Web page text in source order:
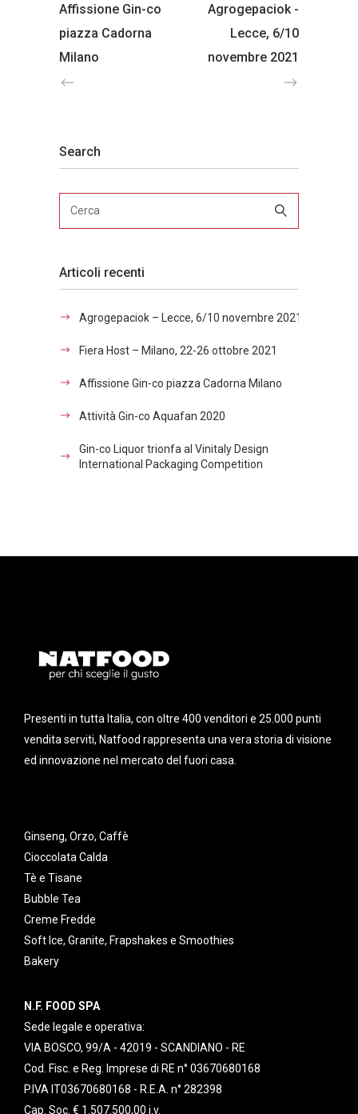
Affissione Gin-co
piazza Cadorna
Milano
Agrogepaciok -
Lecce, 6/10
novembre 2021
Search
Articoli recenti
Agrogepaciok – Lecce, 6/10 novembre 2021
Fiera Host – Milano, 22-26 ottobre 2021
Affissione Gin-co piazza Cadorna Milano
Attività Gin-co Aquafan 2020
Gin-co Liquor trionfa al Vinitaly Design
International Packaging Competition
Presenti in tutta Italia, con oltre 400 venditori e 25.000 punti
vendita serviti, Natfood rappresenta una vera storia di visione
ed innovazione nel mercato del fuori casa.
Ginseng, Orzo, Caffè
Cioccolata Calda
Tè e Tisane
Bubble Tea
Creme Fredde
Soft Ice, Granite, Frapshakes e Smoothies
Bakery
N.F. FOOD SPA
Sede legale e operativa:
VIA BOSCO, 99/A - 42019 - SCANDIANO - RE
Cod. Fisc. e Reg. Imprese di RE n° 03670680168
P.IVA IT03670680168 - R.E.A. n° 282398
Cap. Soc. € 1.507.500,00 i.v.